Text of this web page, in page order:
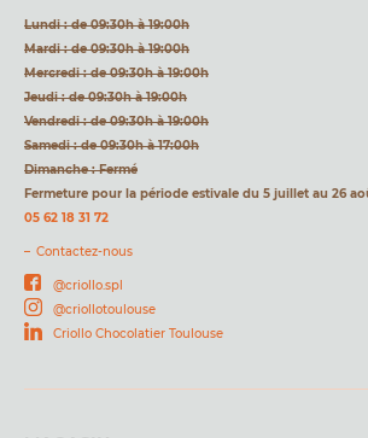
Lundi : de 09:30h à 19:00h
Mardi : de 09:30h à 19:00h
Mercredi : de 09:30h à 19:00h
Jeudi : de 09:30h à 19:00h
Vendredi : de 09:30h à 19:00h
Samedi : de 09:30h à 17:00h
Dimanche : Fermé
Fermeture pour la période estivale du 5 juillet au 26
05 62 18 31 72
Contactez-nous
@criollo.spl
@criollotoulouse
Criollo Chocolatier Toulouse